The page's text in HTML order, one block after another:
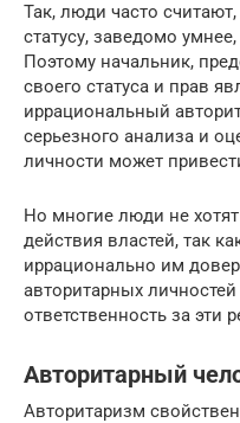
Так, люди часто
статусу, заведомо
Поэтому начальник,
своего статуса и прав
иррациональный
серьезного анализа и
личности может
Но многие люди не
действия властей, так
иррационально им
авторитарных
ответственность за эти
Авторитарный
Авторитаризм